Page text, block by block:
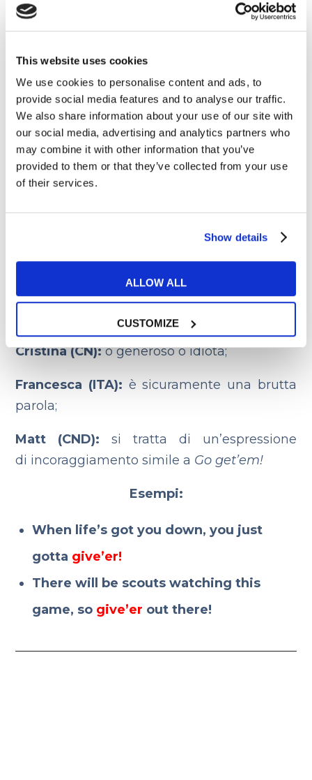
This website uses cookies
We use cookies to personalise content and ads, to
provide social media features and to analyse our traffic.
We also share information about your use of our site with
our social media, advertising and analytics partners who
may combine it with other information that you’ve
provided to them or that they’ve collected from your use
of their services.
Show details
ALLOW ALL
CUSTOMIZE
Esempio: Jon’s dog died last night. He’s
prettyrattled.
Federico (ITA):cacciare qualcosa; della
Caccia fuori i soldi!”;
Cristina (CN):o generoso o idiota;
Francesca (ITA): è sicuramente una brutta
parola;
Matt (CND): si tratta di un’espressione
di incoraggiamento simile a Go get’em!
Esempi:
When life’s got you down, you just
gotta give’er!
There will be scouts watching this
game, so give’er out there!